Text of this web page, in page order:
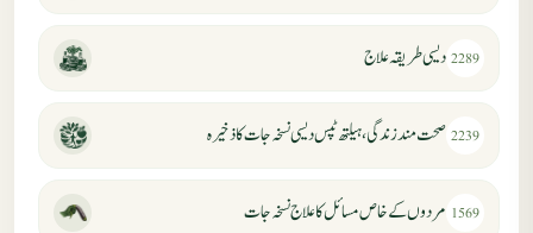
2289 دیسی طریقہ علاج
2239 صحت مند زندگی، ہیلتھ ٹپس دیسی نسخہ جات کا ذخیرہ
1569 مردوں کے خاص مسائل کا علاج نسخہ جات